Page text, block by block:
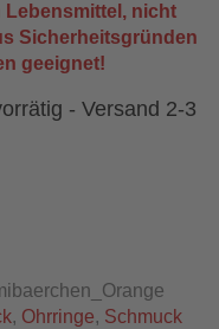
Lebensmittel, nicht
Sicherheitsgründen
geeignet!
- Versand 2-3
, Ohrringe, Schmuck